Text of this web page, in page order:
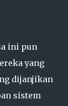
ini pun
yang
dijanjikan
sistem